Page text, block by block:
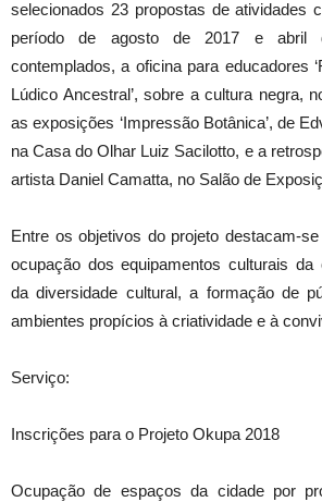
selecionados 23 propostas de atividades
período de agosto de 2017 e abril
contemplados, a oficina para educadores
Lúdico Ancestral’, sobre a cultura negra,
as exposições ‘Impressão Botânica’, de
na Casa do Olhar Luiz Sacilotto, e a
artista Daniel Camatta, no Salão de
Entre os objetivos do projeto destacam-
ocupação dos equipamentos culturais da
da diversidade cultural, a formação de
ambientes propícios à criatividade e à
Serviço:
Inscrições para o Projeto Okupa 2018
Ocupação de espaços da cidade por